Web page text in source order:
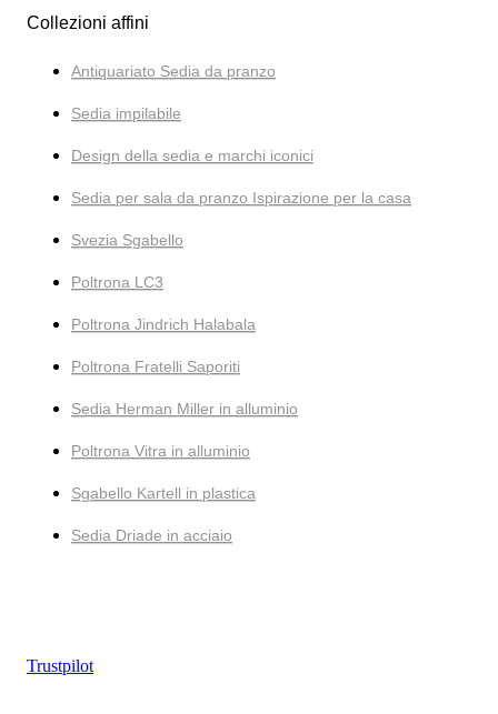
Collezioni affini
Antiquariato Sedia da pranzo
Sedia impilabile
Design della sedia e marchi iconici
Sedia per sala da pranzo Ispirazione per la casa
Svezia Sgabello
Poltrona LC3
Poltrona Jindrich Halabala
Poltrona Fratelli Saporiti
Sedia Herman Miller in alluminio
Poltrona Vitra in alluminio
Sgabello Kartell in plastica
Sedia Driade in acciaio
Trustpilot